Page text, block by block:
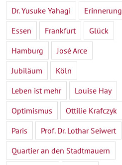
Dr. Yusuke Yahagi
Erinnerung
Essen
Frankfurt
Glück
Hamburg
José Arce
Jubiläum
Köln
Leben ist mehr
Louise Hay
Optimismus
Ottilie Krafczyk
Paris
Prof. Dr. Lothar Seiwert
Quartier an den Stadtmauern